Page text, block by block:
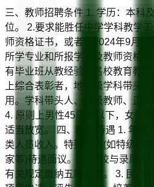
三、教师招聘条件 1. 学历：本科
位。 2.要求能胜任中学学科教学
师资格证书，或者在2024年9月1
所学专业和所报学科及教师资格
有毕业班从教经验、名校教育教
上综合表彰者，地市级学科带头
用。学科带头人、特级教师、正高
4. 原则上男性45周岁以下，女性
适当放宽。 四、教师待遇 1. 年收
类人员收入。特殊人才(如特级教
家等)待遇面议。 2. 学校与录用人
有关规定缴纳五险一金。 3. 民办